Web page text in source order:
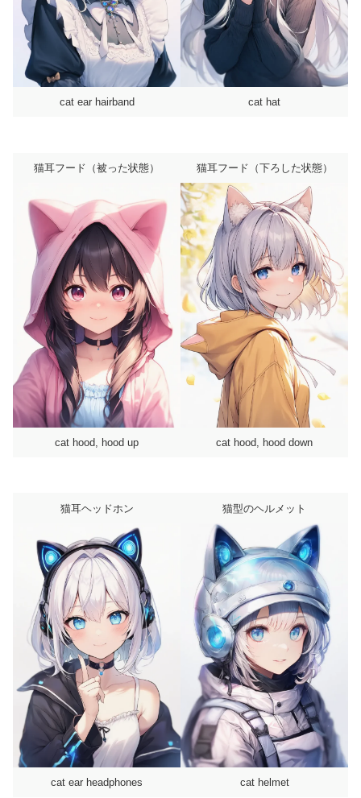
cat ear hairband cat hat
猫耳フード（被った状態）
cat hood, hood up
猫耳フード（下ろした状態）
cat hood, hood down
猫耳ヘッドホン
cat ear headphones
猫型のヘルメット
cat helmet